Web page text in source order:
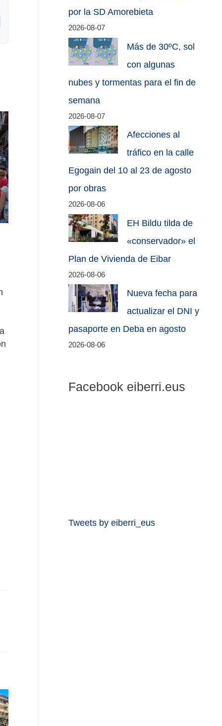
por la SD Amorebieta
2026-08-07
Más de 30ºC, sol
con algunas
nubes y tormentas para el fin de
semana
2026-08-07
Afecciones al
tráfico en la calle
Egogain del 10 al 23 de agosto
por obras
2026-08-06
EH Bildu tilda de
«conservador» el
Plan de Vivienda de Eibar
2026-08-06
Nueva fecha para
actualizar el DNI y
pasaporte en Deba en agosto
2026-08-06
Facebook eiberri.eus
Tweets by eiberri_eus